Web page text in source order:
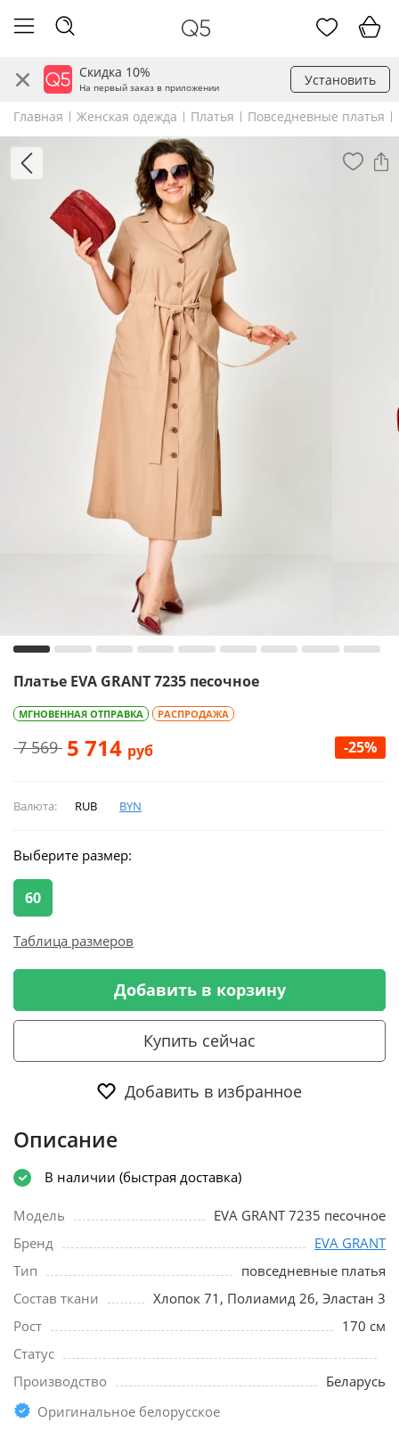
Скидка 10%
На первый заказ в приложении Установить
Главная Женская одежда Платья Повседневные платья
Платье EVA GRANT 7235 песочное
МГНОВЕННАЯ ОТПРАВКА РАСПРОДАЖА
7 569 5 714 руб -25%
Валюта: RUB BYN
Выберите размер:
60
Таблица размеров
Добавить в корзину
Купить сейчас
Добавить в избранное
Описание
В наличии (быстрая доставка)
Модель
EVA GRANT 7235 песочное
Бренд
EVA GRANT
Тип
повседневные платья
Состав ткани
Хлопок 71, Полиамид 26, Эластан 3
Рост
170 см
Статус
Производство
Беларусь
Оригинальное белорусское